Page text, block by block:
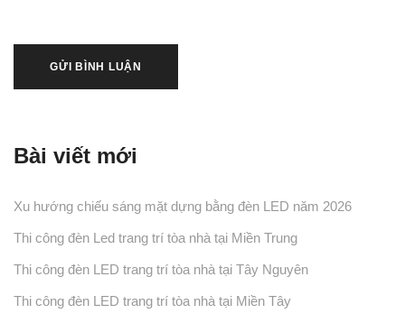
Bài viết mới
Xu hướng chiếu sáng mặt dựng bằng đèn LED năm 2026
Thi công đèn Led trang trí tòa nhà tại Miền Trung
Thi công đèn LED trang trí tòa nhà tại Tây Nguyên
Thi công đèn LED trang trí tòa nhà tại Miền Tây